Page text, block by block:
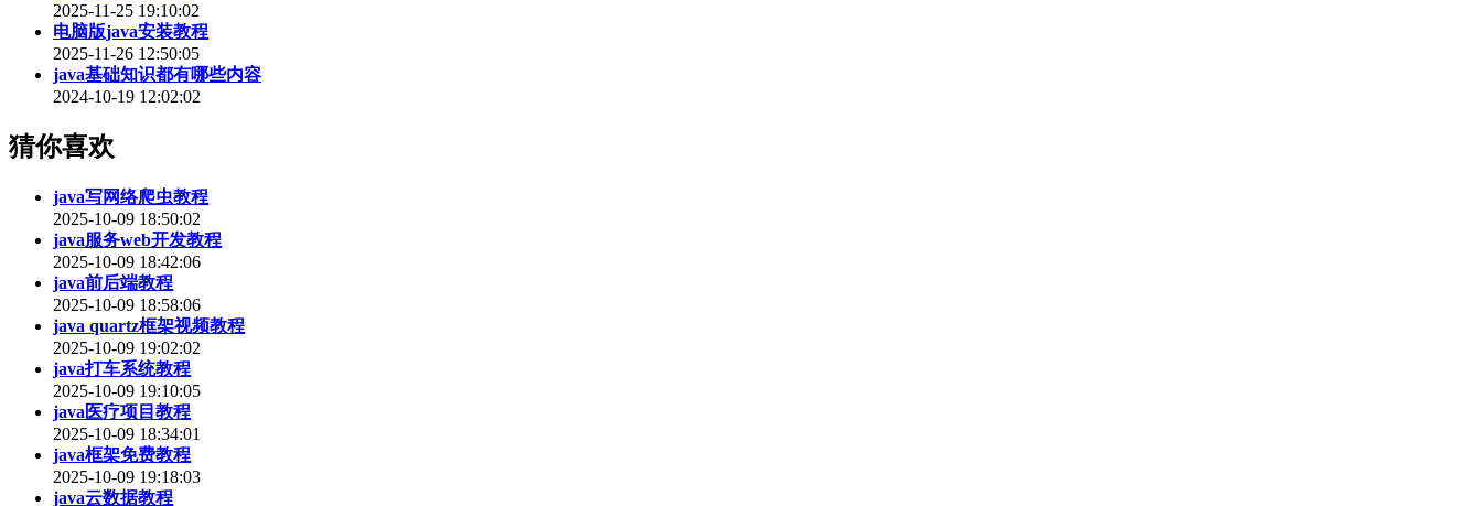
2025-11-25 19:10:02
电脑版java安装教程
2025-11-26 12:50:05
java基础知识都有哪些内容
2024-10-19 12:02:02
猜你喜欢
java写网络爬虫教程
2025-10-09 18:50:02
java服务web开发教程
2025-10-09 18:42:06
java前后端教程
2025-10-09 18:58:06
java quartz框架视频教程
2025-10-09 19:02:02
java打车系统教程
2025-10-09 19:10:05
java医疗项目教程
2025-10-09 18:34:01
java框架免费教程
2025-10-09 19:18:03
java云数据教程